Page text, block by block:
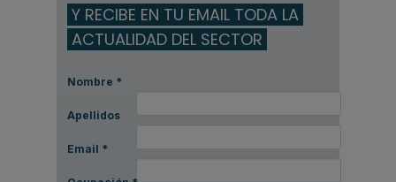
Y RECIBE EN TU EMAIL TODA LA
ACTUALIDAD DEL SECTOR
Nombre *
Apellidos
Email *